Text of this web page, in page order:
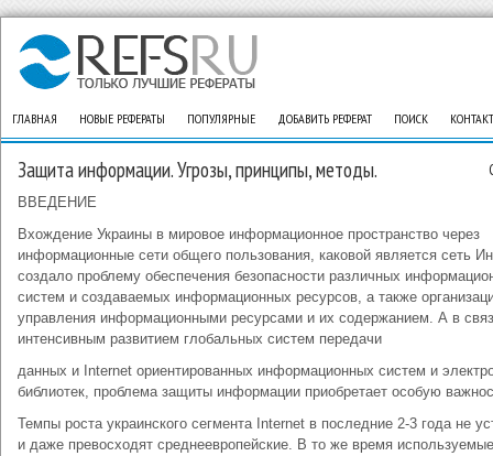
ГЛАВНАЯ НОВЫЕ РЕФЕРАТЫ ПОПУЛЯРНЫЕ ДОБАВИТЬ РЕФЕРАТ ПОИСК
Защита информации. Угрозы, принципы, методы.
ВВЕДЕНИЕ
Вхождение Украины в мировое информационное пространство через
информационные сети общего пользования, каковой является сеть
создало проблему обеспечения безопасности различных
систем и создаваемых информационных ресурсов, а также
управления информационными ресурсами и их содержанием. А в
интенсивным развитием глобальных систем передачи
данных и Internet ориентированных информационных систем и
библиотек, проблема защиты информации приобретает особую
Темпы роста украинского сегмента Internet в последние 2-3 года не
и даже превосходят среднеевропейские. В то же время используемые